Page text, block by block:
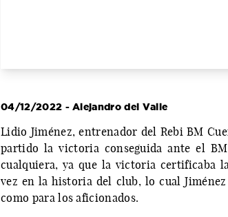
04/12/2022 - Alejandro del Valle
Lidio Jiménez, entrenador del Rebi BM
partido la victoria conseguida ante el
cualquiera, ya que la victoria certificaba
vez en la historia del club, lo cual
como para los aficionados.